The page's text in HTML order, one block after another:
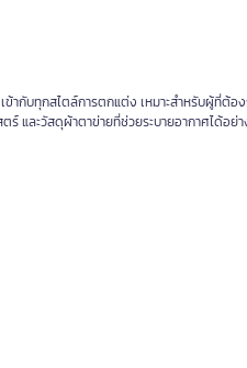
ากับทุกสไตล์การตกแต่ง เหมาะสำหรับผู้ที่ต้อง
และวัสดุผ้าตาข่ายที่ช่วยระบายอากาศได้อย่